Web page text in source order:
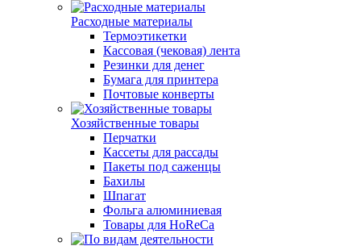
Расходные материалы
Термоэтикетки
Кассовая (чековая) лента
Резинки для денег
Бумага для принтера
Почтовые конверты
Хозяйственные товары
Перчатки
Кассеты для рассады
Пакеты под саженцы
Бахилы
Шпагат
Фольга алюминиевая
Товары для HoReCa